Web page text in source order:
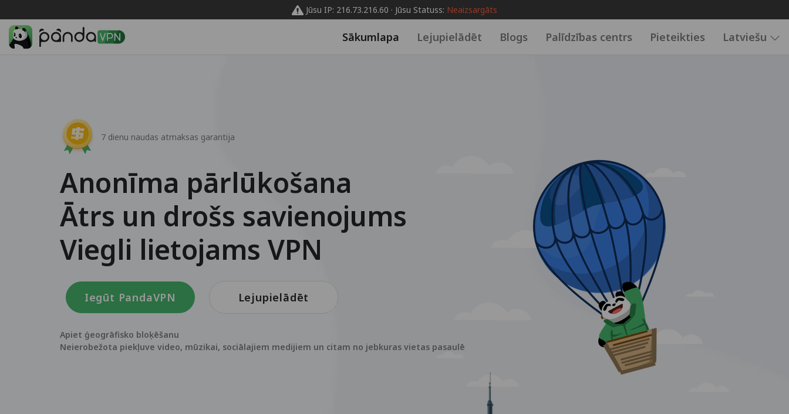
Jūsu IP: 216.73.216.60 · Jūsu Statuss: Neaizsargāts
Sākumlapa Lejupielādēt Blogs Palīdzības centrs Pieteikties Latviešu
7 dienu naudas atmaksas garantija
Anonīma pārlūkošana
Ātrs un drošs savienojums
Viegli lietojams VPN
Iegūt PandaVPN Lejupielādēt
Apiet ģeogrāfisko bloķēšanu
Neierobežota piekļuve video, mūzikai, sociālajiem medijiem un citam no jebkuras vietas pasaulē